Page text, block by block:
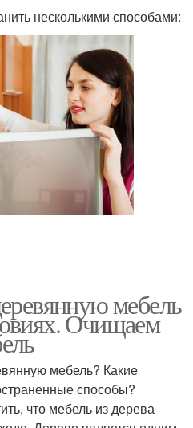
несколькими способами:
мебель
Очищаем
мебель? Какие
способы?
что мебель из дерева